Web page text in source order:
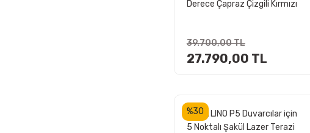
Derece Çapraz Çizgili Kırmızı
39.700,00 TL
27.790,00 TL
%30
LEICA LINO P5 Duvarcılar için
5 Noktalı Şakül Lazer Terazi